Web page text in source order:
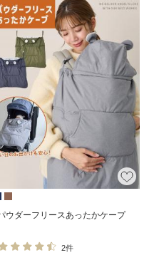
ウダーフリースあったかケープ
2件